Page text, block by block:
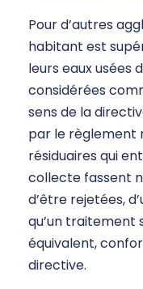
Pour d’autres
habitant est
leurs eaux usées
considérées
sens de la
par le règlement
résiduaires qui
collecte fassent
d’être rejetées,
qu’un traitement
équivalent,
directive.